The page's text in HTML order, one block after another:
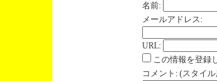
名前:
メールアドレス:
URL:
この情報を登録
コメント: (スタイ